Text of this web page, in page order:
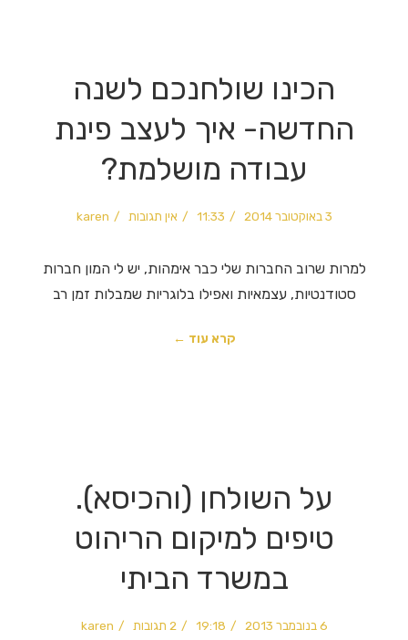
הכינו שולחנכם לשנה
החדשה- איך לעצב פינת
עבודה מושלמת?
3 באוקטובר 2014 11:33 אין תגובות karen
למרות שרוב החברות שלי כבר אימהות, יש לי המון חברות
סטודנטיות, עצמאיות ואפילו בלוגריות שמבלות זמן רב
קרא עוד ←
על השולחן (והכיסא).
טיפים למיקום הריהוט
במשרד הביתי
6 בנובמבר 2013 19:18 2 תגובות karen